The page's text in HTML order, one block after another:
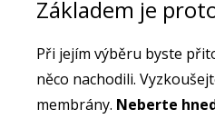
Základem je
Při jejím výběru byste
něco nachodili.
membrány. Neberte